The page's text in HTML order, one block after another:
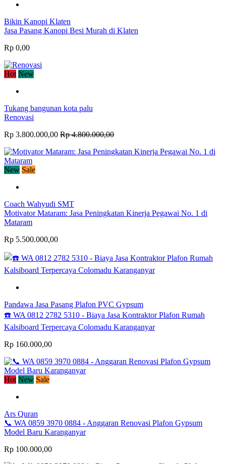
Bikin Kanopi Klaten
Jasa Pasang Kanopi Besi Murah di Klaten
Rp 0,00
Hot New
Tukang bangunan kota palu
Renovasi
Rp 3.800.000,00 Rp 4.800.000,00
New Sale
Coach Wahyudi SMT
Motivator Mataram: Jasa Peningkatan Kinerja Pegawai No. 1 di
Mataram
Rp 5.500.000,00
Pandawa Jasa Pasang Plafon PVC Gypsum
☎️ WA 0812 2782 5310 - Biaya Jasa Kontraktor Plafon Rumah
Kalsiboard Terpercaya Colomadu Karanganyar
Rp 160.000,00
Hot New Sale
Ars Quran
📞 WA 0859 3970 0884 - Anggaran Renovasi Plafon Gypsum
Model Baru Karanganyar
Rp 100.000,00